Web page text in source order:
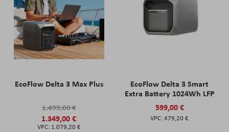
EcoFlow Delta 3 Max Plus
1.499,00 €
1.349,00 €
1.079,20 €
EcoFlow Delta 3 Smart
Extra Battery 1024Wh LFP
599,00 €
479,20 €